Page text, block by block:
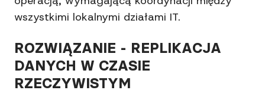
wszystkimi lokalnymi działami IT.
ROZWIĄZANIE - REPLIKACJA
DANYCH W CZASIE
RZECZYWISTYM